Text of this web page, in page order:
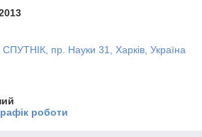
пр. Науки 31, Харків, Україна
роботи